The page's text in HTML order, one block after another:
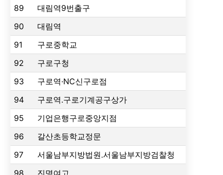
89
대림역9번출구
90
대림역
91
구로중학교
92
구로구청
93
구로역·NC신구로점
94
구로역.구로기계공구상가
95
기업은행구로중앙지점
96
갈산초등학교정문
97
서울남부지방법원.서울남부지방검찰청
98
진명여고